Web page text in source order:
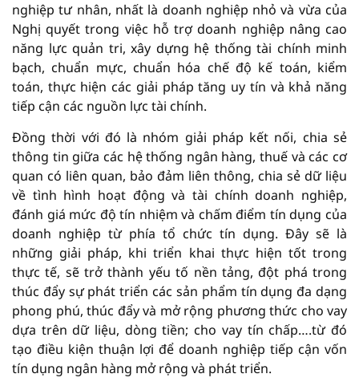
nghiệp tư nhân, nhất là doanh nghiệp nhỏ và vừa của
Nghị quyết trong việc hỗ trợ doanh nghiệp nâng cao
năng lực quản tri, xây dựng hệ thống tài chính minh
bạch, chuẩn mực, chuẩn hóa chế độ kế toán, kiểm
toán, thực hiện các giải pháp tăng uy tín và khả năng
tiếp cận các nguồn lực tài chính.
Đồng thời với đó là nhóm giải pháp kết nối, chia sẻ
thông tin giữa các hệ thống ngân hàng, thuế và các cơ
quan có liên quan, bảo đảm liên thông, chia sẻ dữ liệu
về tình hình hoạt động và tài chính doanh nghiệp,
đánh giá mức độ tín nhiệm và chấm điểm tín dụng của
doanh nghiệp từ phía tổ chức tín dụng. Đây sẽ là
những giải pháp, khi triển khai thực hiện tốt trong
thực tế, sẽ trở thành yếu tố nền tảng, đột phá trong
thúc đẩy sự phát triển các sản phẩm tín dụng đa dạng
phong phú, thúc đẩy và mở rộng phương thức cho vay
dựa trên dữ liệu, dòng tiền; cho vay tín chấp….từ đó
tạo điều kiện thuận lợi để doanh nghiệp tiếp cận vốn
tín dụng ngân hàng mở rộng và phát triển.